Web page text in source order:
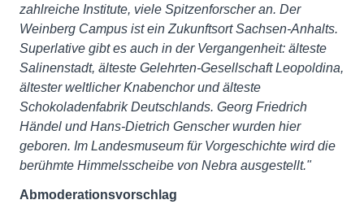
zahlreiche Institute, viele Spitzenforscher an. Der
Weinberg Campus ist ein Zukunftsort Sachsen-Anhalts.
Superlative gibt es auch in der Vergangenheit: älteste
Salinenstadt, älteste Gelehrten-Gesellschaft Leopoldina,
ältester weltlicher Knabenchor und älteste
Schokoladenfabrik Deutschlands. Georg Friedrich
Händel und Hans-Dietrich Genscher wurden hier
geboren. Im Landesmuseum für Vorgeschichte wird die
berühmte Himmelsscheibe von Nebra ausgestellt."
Abmoderationsvorschlag